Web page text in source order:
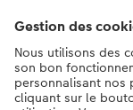
La Migros
Si vous avez des
n'hésitez pas à nous